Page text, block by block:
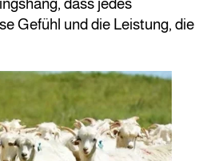
Gefühl und die Leistung, die